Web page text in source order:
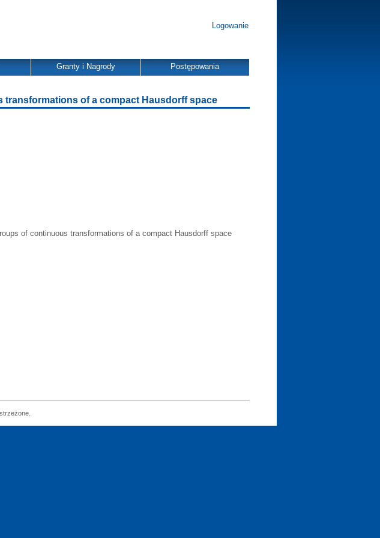
Logowanie
Granty i Nagrody Postępowania
of a compact Hausdorff space
of continuous transformations of a compact Hausdorff space